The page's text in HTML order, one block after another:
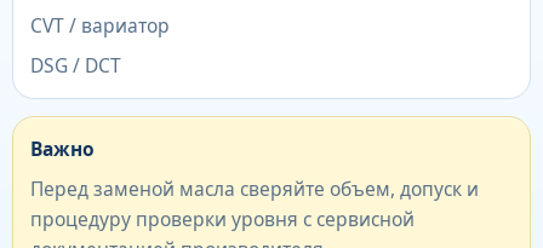
CVT / вариатор
DSG / DCT
Важно
Перед заменой масла сверяйте объем, допуск и
процедуру проверки уровня с сервисной